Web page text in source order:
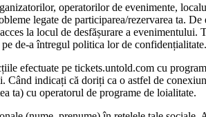
operatorilor de evenimente,
legate de participarea/rezervarea ta.
la locul de desfășurare a evenimentului.
de-a întregul politica lor de confidențialitate.
efectuate pe tickets.untold.com cu
indicați că doriți ca o astfel de
ta) cu operatorul de programe de loialitate.